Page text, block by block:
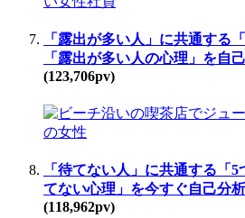
「露出が多い人」に共通する
「露出が多い人の心理」を自
(123,706pv)
「待てない人」に共通する「
てない心理」を今すぐ自己分
(118,962pv)